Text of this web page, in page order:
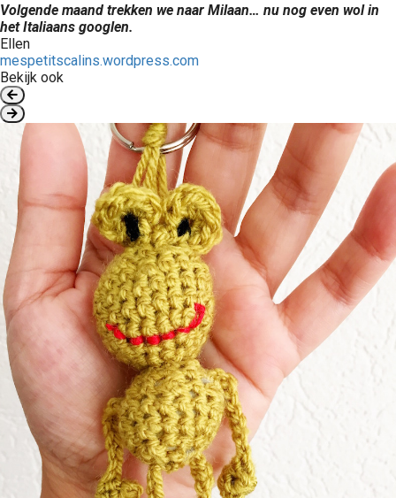
Volgende maand trekken we naar Milaan… nu nog even wol in
het Italiaans googlen.
Ellen
mespetitscalins.wordpress.com
Bekijk ook